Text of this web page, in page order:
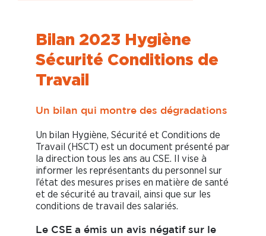
Bilan 2023 Hygiène
Sécurité Conditions de
Travail
Un bilan qui montre des dégradations
Un bilan Hygiène, Sécurité et Conditions de
Travail (HSCT) est un document présenté par
la direction tous les ans au CSE. Il vise à
informer les représentants du personnel sur
l’état des mesures prises en matière de santé
et de sécurité au travail, ainsi que sur les
conditions de travail des salariés.
Le CSE a émis un avis négatif sur le